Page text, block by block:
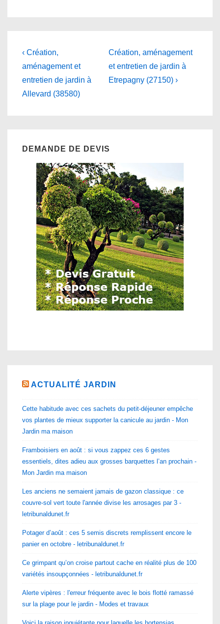
Navigation
de
l’article
Previous
Post
is
‹ Création,
aménagement et
entretien de jardin à
Allevard (38580)
Next
Post
is
Création, aménagement
et entretien de jardin à
Etrepagny (27150) ›
DEMANDE DE DEVIS
ACTUALITÉ JARDIN
Cette habitude avec ces sachets du petit-déjeuner empêche
vos plantes de mieux supporter la canicule au jardin - Mon
Jardin ma maison
Framboisiers en août : si vous zappez ces 6 gestes
essentiels, dites adieu aux grosses barquettes l’an prochain -
Mon Jardin ma maison
Les anciens ne semaient jamais de gazon classique : ce
couvre-sol vert toute l'année divise les arrosages par 3 -
letribunaldunet.fr
Potager d’août : ces 5 semis discrets remplissent encore le
panier en octobre - letribunaldunet.fr
Ce grimpant qu’on croise partout cache en réalité plus de 100
variétés insoupçonnées - letribunaldunet.fr
Alerte vipères : l'erreur fréquente avec le bois flotté ramassé
sur la plage pour le jardin - Modes et travaux